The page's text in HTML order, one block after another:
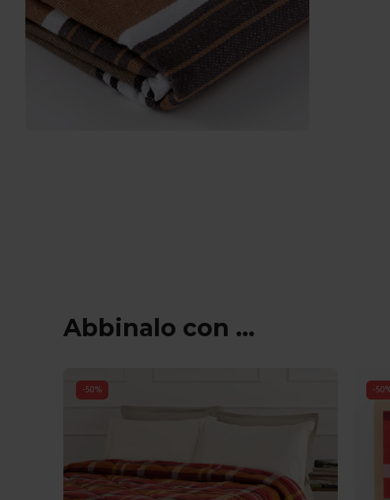
Abbinalo con ...
-50% -50